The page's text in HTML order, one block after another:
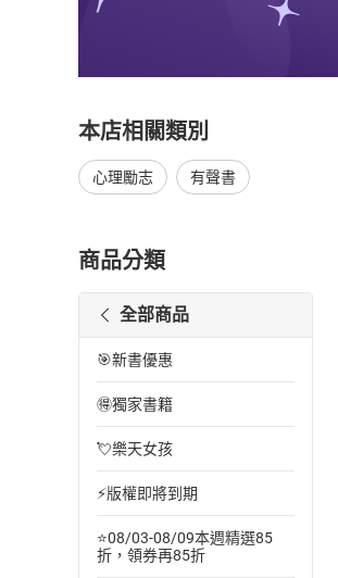
本店相關類別
心理勵志 有聲書
商品分類
全部商品
🎯新書優惠
🉐獨家書籍
💘樂天女孩
⚡版權即將到期
⭐08/03-08/09本週精選85
折，領券再85折